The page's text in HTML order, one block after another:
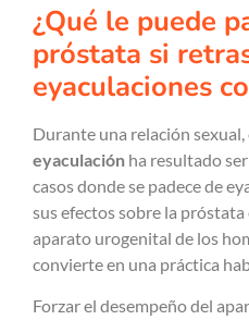
¿Qué le puede
próstata si
eyaculaciones
Durante una relación
eyaculación ha resultado
casos donde se padece de
sus efectos sobre la
aparato urogenital de los
convierte en una práctica
Forzar el desempeño del